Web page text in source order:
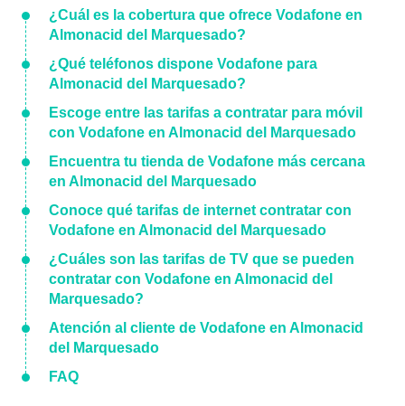
¿Cuál es la cobertura que ofrece Vodafone en
Almonacid del Marquesado?
¿Qué teléfonos dispone Vodafone para
Almonacid del Marquesado?
Escoge entre las tarifas a contratar para móvil
con Vodafone en Almonacid del Marquesado
Encuentra tu tienda de Vodafone más cercana
en Almonacid del Marquesado
Conoce qué tarifas de internet contratar con
Vodafone en Almonacid del Marquesado
¿Cuáles son las tarifas de TV que se pueden
contratar con Vodafone en Almonacid del
Marquesado?
Atención al cliente de Vodafone en Almonacid
del Marquesado
FAQ